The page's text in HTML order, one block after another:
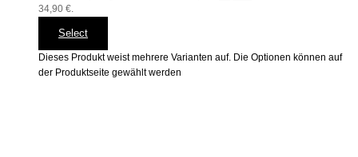
34,90 €.
Select
Dieses Produkt weist mehrere Varianten auf. Die Optionen können auf
der Produktseite gewählt werden